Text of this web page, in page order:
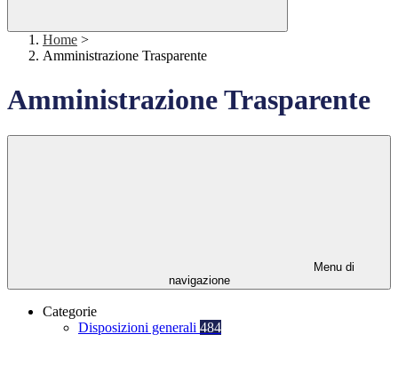
Home >
Amministrazione Trasparente
Amministrazione Trasparente
Menu di
navigazione
Categorie
Disposizioni generali 484